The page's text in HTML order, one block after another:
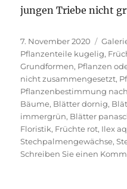
jungen Triebe nicht
Veröffentlicht
am
7. November 2020
Pflanzenteile kugelig,
Grundformen, Pflanzen
nicht zusammengesetzt,
Pflanzenbestimmung
Bäume, Blätter dornig,
immergrün, Blätter
Floristik, Früchte rot, Ilex
Stechpalmengewächse,
Schreiben Sie einen